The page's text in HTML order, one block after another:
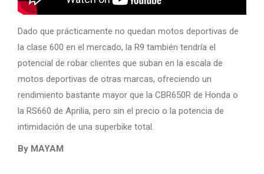
Dado que prácticamente no quedan motos deportivas de
la clase 600 en el mercado, la R9 también tendría el
potencial de robar clientes que suban en la escala de
motos deportivas de otras marcas, ofreciendo un
rendimiento bastante mayor que la CBR650R de Honda o
la RS660 de Aprilia, pero sin el precio o la potencia de
intimidación de una superbike total.
By MAYAM